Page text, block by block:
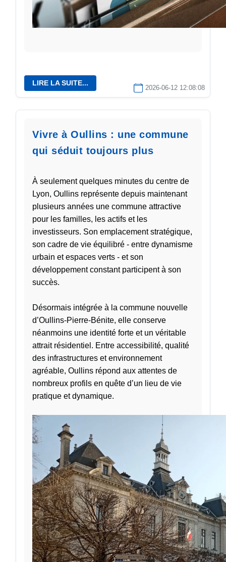
LIRE LA SUITE...
2026-06-12 12:08:08
Vivre à Oullins : une commune
qui séduit toujours plus
À seulement quelques minutes du centre de
Lyon, Oullins représente depuis maintenant
plusieurs années une commune attractive
pour les familles, les actifs et les
investisseurs. Son emplacement stratégique,
son cadre de vie équilibré - entre dynamisme
urbain et espaces verts - et son
développement constant participent à son
succès.
Désormais intégrée à la commune nouvelle
d’Oullins-Pierre-Bénite, elle conserve
néanmoins une identité forte et un véritable
attrait résidentiel. Entre accessibilité, qualité
des infrastructures et environnement
agréable, Oullins répond aux attentes de
nombreux profils en quête d’un lieu de vie
pratique et dynamique.